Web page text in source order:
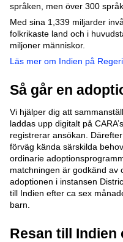
språken, men över 300
Med sina 1,339 miljarder
folkrikaste land och i
miljoner människor.
Läs mer om Indien på
Så går en
Vi hjälper dig att
laddas upp digitalt på
registrerar ansökan.
förväg kända särskilda
ordinarie
matchningen är godkänd av
adoptionen i instansen
till Indien efter ca sex
barn.
Resan till Indien